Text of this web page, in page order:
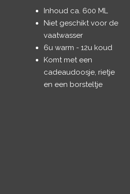
Inhoud ca. 600 ML
Niet geschikt voor de
vaatwasser
6u warm - 12u koud
Komt met een
cadeaudoosje, rietje
en een borsteltje